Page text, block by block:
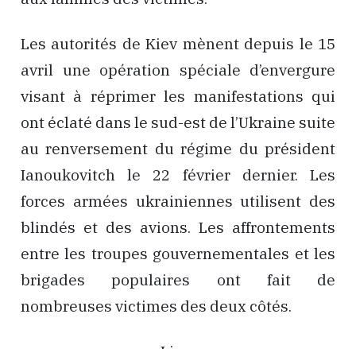
Les autorités de Kiev mènent depuis le 15
avril une opération spéciale d’envergure
visant à réprimer les manifestations qui
ont éclaté dans le sud-est de l’Ukraine suite
au renversement du régime du président
Ianoukovitch le 22 février dernier. Les
forces armées ukrainiennes utilisent des
blindés et des avions. Les affrontements
entre les troupes gouvernementales et les
brigades populaires ont fait de
nombreuses victimes des deux côtés.